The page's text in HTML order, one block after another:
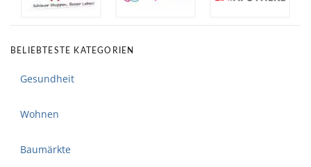
BELIEBTESTE KATEGORIEN
Gesundheit
Wohnen
Baumärkte